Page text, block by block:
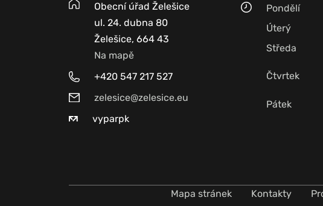
Obecní úřad Želešice
ul. 24. dubna 80
Želešice, 664 43
Na mapě
+420 547 217 527
zelesice@zelesice.eu
vyparpk
Pondělí
Úterý
Středa
Čtvrtek
Pátek
Mapa stránek Kontakty